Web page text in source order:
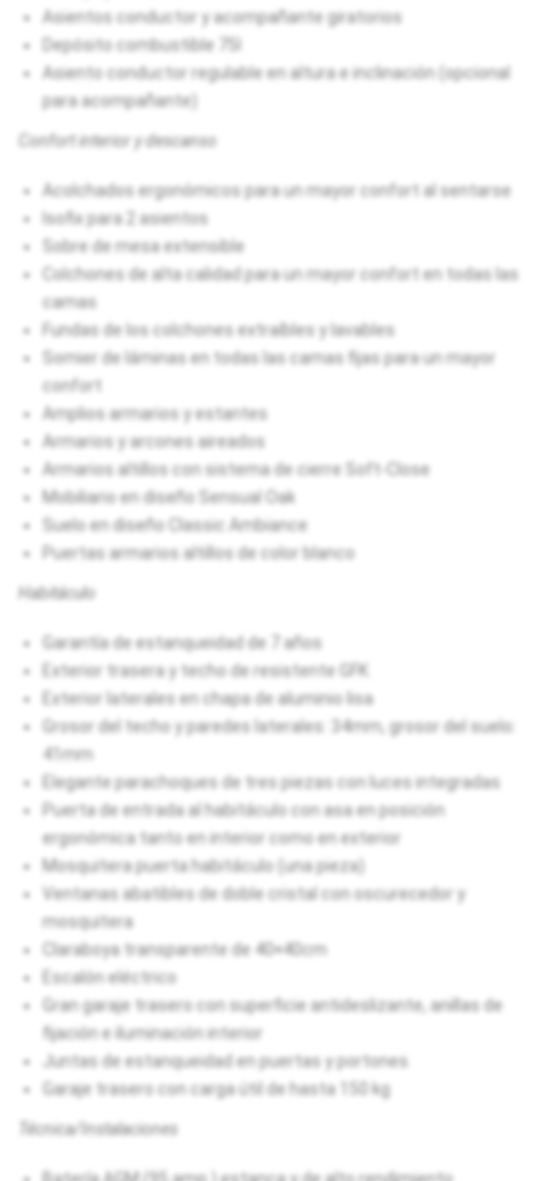
Asientos conductor y acompañante giratorios
Depósito combustible 75l
Asiento conductor regulable en altura e inclinación (opcional
para acompañante)
Confort interior y descanso
Acolchados ergonómicos para un mayor confort al sentarse
Isofix para 2 asientos
Sobre de mesa extensible
Colchones de alta calidad para un mayor confort en todas las
camas
Fundas de los colchones extraíbles y lavables
Somier de láminas en todas las camas fijas para un mayor
confort
Amplios armarios y estantes
Armarios y arcones aireados
Armarios altillos con sistema de cierre Soft-Close
Mobiliario en diseño Sensual Oak
Suelo en diseño Classic Ambiance
Puertas armarios altillos de color blanco
Habitáculo
Garantía de estanqueidad de 7 años
Exterior trasera y techo de resistente GFK
Exterior laterales en chapa de aluminio lisa
Grosor del techo y paredes laterales: 34mm, grosor del suelo:
41mm
Elegante parachoques de tres piezas con luces integradas
Puerta de entrada al habitáculo con asa en posición
ergonómica tanto en interior como en exterior
Mosquitera puerta habitáculo (una pieza)
Ventanas abatibles de doble cristal con oscurecedor y
mosquitera
Claraboya transparente de 40×40cm
Escalón eléctrico
Gran garaje trasero con superficie antideslizante, anillas de
fijación e iluminación interior
Juntas de estanqueidad en puertas y portones
Garaje trasero con carga útil de hasta 150 kg
Técnica/Instalaciones